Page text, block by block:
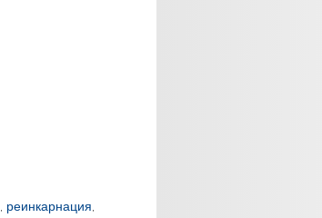
реинкарнация